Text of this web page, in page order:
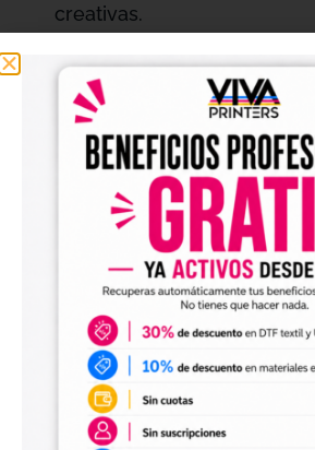
creativas.
una amplia variedad de
permitiendo una
límites en tus proyectos.
Garantía de Calidad:
tus impresoras Innuro
UV recomendadas
asegura un rendimiento
vida útil prolongada de tus
Aplicaciones Recomendadas
Tintas UV Innuro
variedad de aplicaciones,